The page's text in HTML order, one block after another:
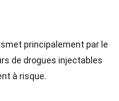
principalement par le
de drogues injectables
à risque.